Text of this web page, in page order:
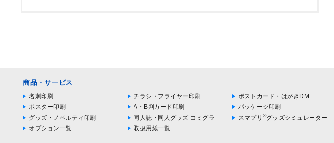
商品・サービス
名刺印刷 チラシ・フライヤー印刷 ポストカード・はがきDM
ポスター印刷
A・B判カード印刷 パッケージ印刷
グッズ・ノベルティ印刷
同人誌・同人グッズ コミグラ スマプリ ®グッズシミュレーター
オプション一覧
取扱用紙一覧